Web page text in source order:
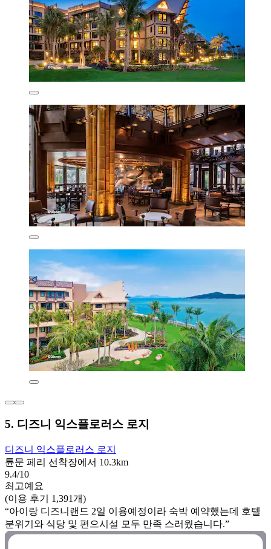
5. 디즈니 익스플로러스 로지
디즈니 익스플로러스 로지
튠문 페리 선착장에서 10.3km
9.4/10
최고예요
(이용 후기 1,391개)
“아이랑 디즈니랜드 2일 이용예정이라 숙박 예약했는데 호텔
분위기와 식당 및 편으시설 모두 만족 스러웠습니다.”